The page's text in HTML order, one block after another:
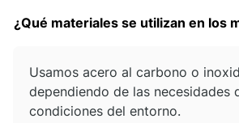
¿Qué materiales se utilizan en los
Usamos acero al carbono o
dependiendo de las necesidades
condiciones del entorno.